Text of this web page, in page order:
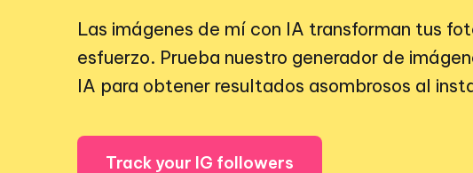
Las imágenes de mí con IA transforman tus
esfuerzo. Prueba nuestro generador de
IA para obtener resultados asombrosos al
Track your IG followers